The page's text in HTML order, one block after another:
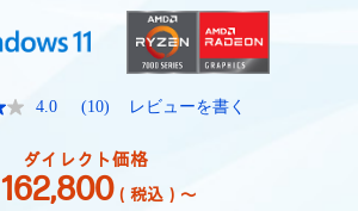
4.0
レ
ュ
ー
を
(10) レビューを書く
ダイレクト価格
162,800（税込）～